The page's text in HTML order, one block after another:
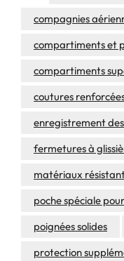
compagnies
compartiments et
compartiments
coutures
enregistrement
fermetures à
matériaux
poche spéciale
poignées solides
protection